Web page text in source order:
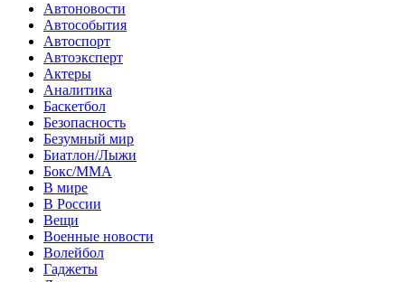
Автоновости
Автособытия
Автоспорт
Автоэксперт
Актеры
Аналитика
Баскетбол
Безопасность
Безумный мир
Биатлон/Лыжи
Бокс/MMA
В мире
В России
Вещи
Военные новости
Волейбол
Гаджеты